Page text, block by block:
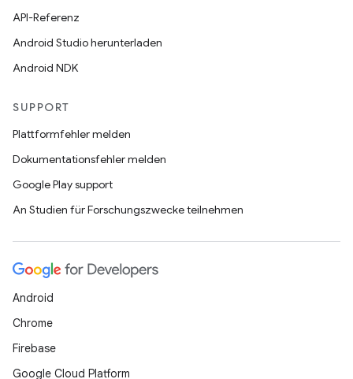
API-Referenz
Android Studio herunterladen
Android NDK
SUPPORT
Plattformfehler melden
Dokumentationsfehler melden
Google Play support
An Studien für Forschungszwecke teilnehmen
Android
Chrome
Firebase
Google Cloud Platform